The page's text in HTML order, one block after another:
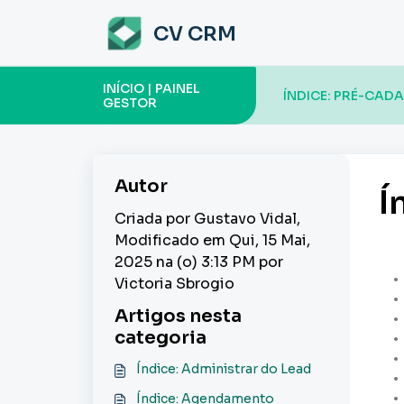
CV CRM
ÍNDICE: PRÉ-
INÍCIO | PAINEL
GESTOR
Autor
Criada por Gustavo Vidal,
Modificado em Qui, 15 Mai,
2025 na (o) 3:13 PM por
Victoria Sbrogio
Artigos nesta
categoria
Índice: Administrar do Lead
Índice: Agendamento